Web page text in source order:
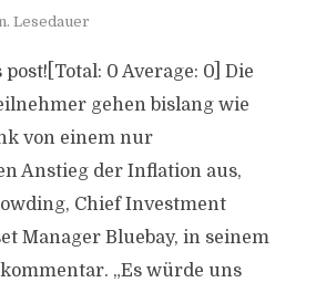
Lesedauer
0 Average: 0] Die
gehen bislang wie
von einem nur
Anstieg der Inflation aus,
Chief Investment
Manager Bluebay, in seinem
„Es würde uns